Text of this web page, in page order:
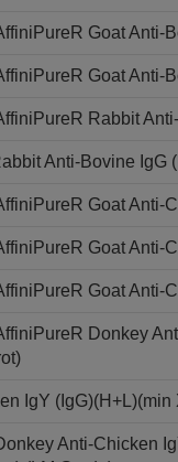
Goat Anti-
Goat Anti-
Rabbit
Anti-Bovine IgG
Goat Anti-
Goat Anti-
Goat Anti-
Donkey
IgY
Anti-Chicken